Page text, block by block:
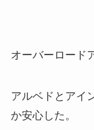
オーバーロード
アルベドとアイ
か安心した。